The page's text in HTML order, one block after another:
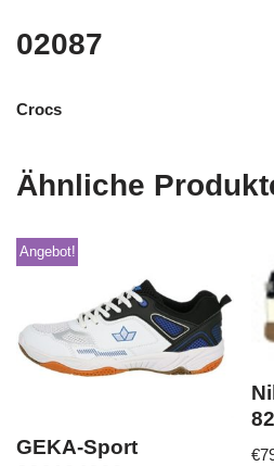
02087
Crocs
Ähnliche
Angebot!
GEKA-Sport
€